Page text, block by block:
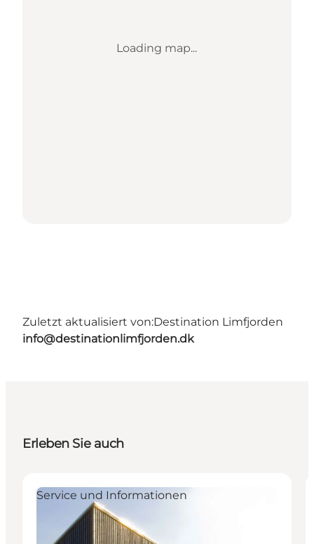
Loading map...
Zuletzt aktualisiert von:Destination Limfjorden
info@destinationlimfjorden.dk
Erleben Sie auch
Service und Informationen